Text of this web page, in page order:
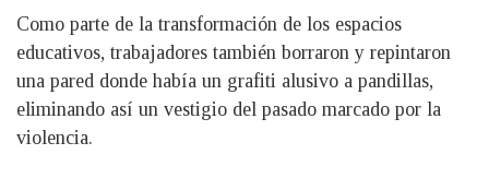
Como parte de la transformación de los espacios
educativos, trabajadores también borraron y repintaron
una pared donde había un grafiti alusivo a pandillas,
eliminando así un vestigio del pasado marcado por la
violencia.